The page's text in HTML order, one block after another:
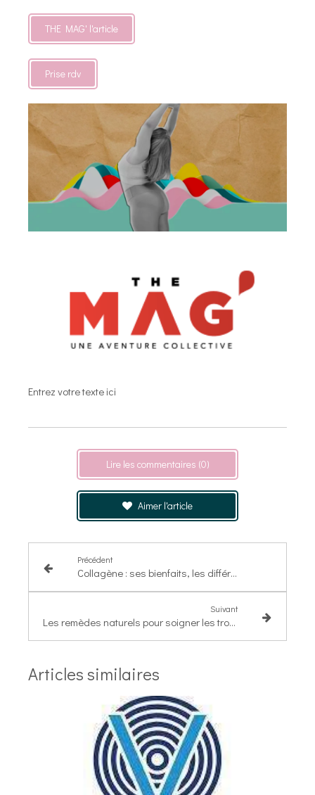
THE MAG' l'article
Prise rdv
Entrez votre texte ici
Lire les commentaires (0)
Aimer l'article
Précédent
Collagène : ses bienfaits, les différents types et les cures
Suivant
Les remèdes naturels pour soigner les troubles de l'érection
Articles similaires